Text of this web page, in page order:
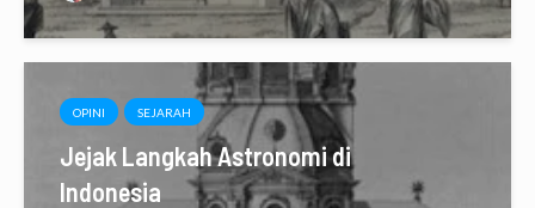
OPINI SEJARAH
Jejak Langkah Astronomi di
Indonesia